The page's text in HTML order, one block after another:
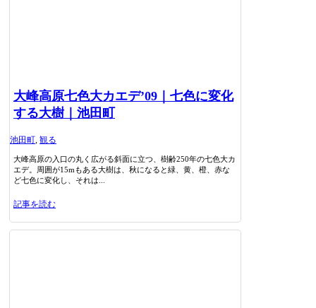
大峰高原七色大カエデ’09｜七色に変化
する大樹｜池田町
池田町, 観る
大峰高原の入口の丸く広がる斜面に立つ、樹齢250年の七色大カ
エデ。周囲が15mもある大樹は、秋になると緑、黄、橙、赤な
ど七色に変化し、それは...
記事を読む